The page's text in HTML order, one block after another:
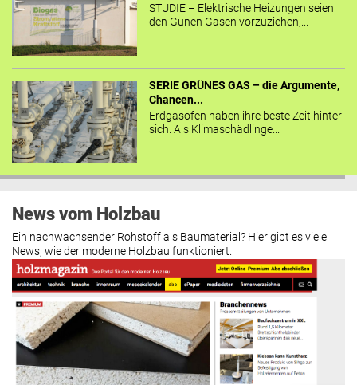
STUDIE – Elektrische Heizungen seien
den Günen Gasen vorzuziehen,...
SERIE GRÜNES GAS – die Argumente,
Chancen...
Erdgasöfen haben ihre beste Zeit hinter
sich. Als Klimaschädlinge...
News vom Holzbau
Ein nachwachsender Rohstoff als Baumaterial? Hier gibt es viele
News, wie der moderne Holzbau funktioniert.